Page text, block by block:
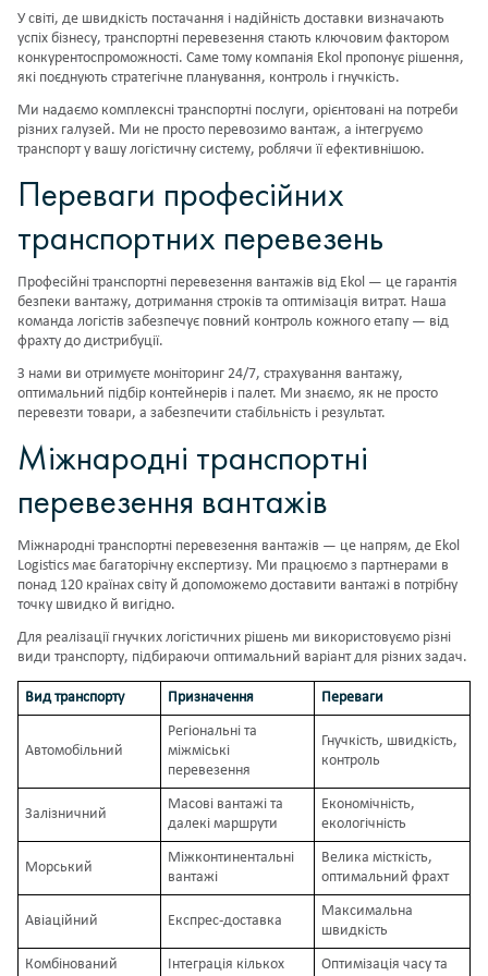
У світі, де швидкість постачання і надійність доставки визначають
успіх бізнесу, транспортні перевезення стають ключовим фактором
конкурентоспроможності. Саме тому компанія Ekol пропонує рішення,
які поєднують стратегічне планування, контроль і гнучкість.
Ми надаємо комплексні транспортні послуги, орієнтовані на потреби
різних галузей. Ми не просто перевозимо вантаж, а інтегруємо
транспорт у вашу логістичну систему, роблячи її ефективнішою.
Переваги професійних
транспортних перевезень
Професійні транспортні перевезення вантажів від Ekol — це гарантія
безпеки вантажу, дотримання строків та оптимізація витрат. Наша
команда логістів забезпечує повний контроль кожного етапу — від
фрахту до дистрибуції.
З нами ви отримуєте моніторинг 24/7, страхування вантажу,
оптимальний підбір контейнерів і палет. Ми знаємо, як не просто
перевезти товари, а забезпечити стабільність і результат.
Міжнародні транспортні
перевезення вантажів
Міжнародні транспортні перевезення вантажів — це напрям, де Ekol
Logistics має багаторічну експертизу. Ми працюємо з партнерами в
понад 120 країнах світу й допоможемо доставити вантажі в потрібну
точку швидко й вигідно.
Для реалізації гнучких логістичних рішень ми використовуємо різні
види транспорту, підбираючи оптимальний варіант для різних задач.
Вид транспорту Призначення Переваги
Автомобільний
Регіональні та
міжміські
перевезення
Гнучкість, швидкість,
контроль
Залізничний
Масові вантажі та
далекі маршрути
Економічність,
екологічність
Морський
Міжконтинентальні
вантажі
Велика місткість,
оптимальний фрахт
Авіаційний Експрес-доставка
Максимальна
швидкість
Комбінований Інтеграція кількох Оптимізація часу та